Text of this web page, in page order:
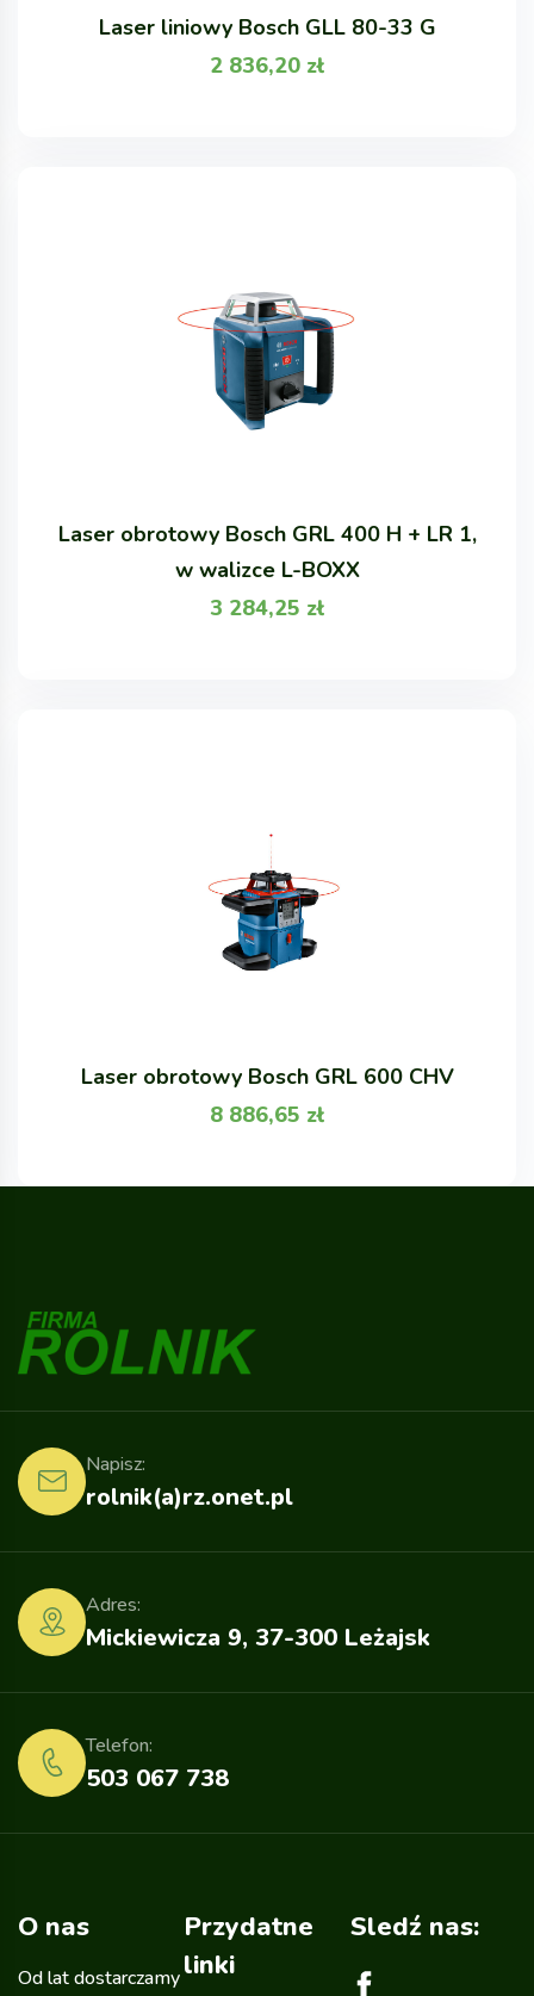
Laser liniowy Bosch GLL 80-33 G
2 836,20 zł
Laser obrotowy Bosch GRL 400 H + LR 1,
w walizce L-BOXX
3 284,25 zł
Laser obrotowy Bosch GRL 600 CHV
8 886,65 zł
rolnik(a)rz.onet.pl
Napisz:
Mickiewicza 9, 37-300 Leżajsk
Adres:
503 067 738
Telefon:
O nas
Od lat dostarczamy
Przydatne
linki
Sledź nas: